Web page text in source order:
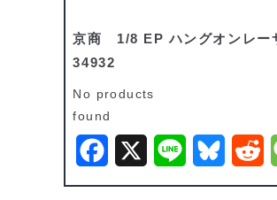
京商 1/8 EP ハングオンレー
34932
No products
found
a
X
i
B
l
R
e